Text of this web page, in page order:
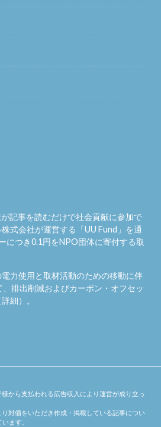
記事を読むだけで社会貢献に参加で
式会社が運営する「UU Fund 」を通
につき0.1円をNPO団体に寄付する取
力使用と取材活動のための移動に伴
排出削減およびカーボン・オフセッ
詳細）。
様から支払われる広告収入により運営が成り立っ
り対価をいただき作成・掲載している記事につい
ます。